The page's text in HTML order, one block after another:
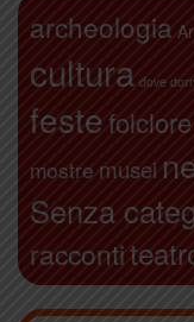
archeologia
cultura dove
festefolclore
mostre musei
Senza
racconti